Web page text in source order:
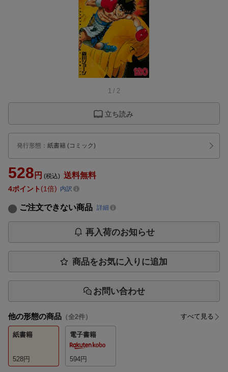
1 / 2
立ち読み
発行形態 ： 紙書籍 (コミック)
528 円 (税込) 送料無料
4ポイント 1倍 内訳
ご注文できない商品 詳細
再入荷のお知らせ
商品をお気に入りに追加
お問い合わせ
他の形態の商品 （全2件） すべて見る
紙書籍
528円
電子書籍
594円